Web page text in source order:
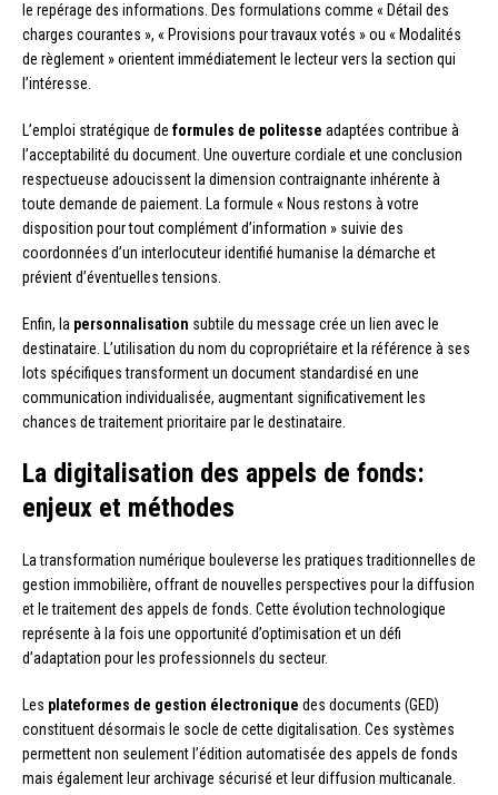
le repérage des informations. Des formulations comme « Détail des
charges courantes », « Provisions pour travaux votés » ou « Modalités
de règlement » orientent immédiatement le lecteur vers la section qui
l’intéresse.
L’emploi stratégique de formules de politesse adaptées contribue à
l’acceptabilité du document. Une ouverture cordiale et une conclusion
respectueuse adoucissent la dimension contraignante inhérente à
toute demande de paiement. La formule « Nous restons à votre
disposition pour tout complément d’information » suivie des
coordonnées d’un interlocuteur identifié humanise la démarche et
prévient d’éventuelles tensions.
Enfin, la personnalisation subtile du message crée un lien avec le
destinataire. L’utilisation du nom du copropriétaire et la référence à ses
lots spécifiques transforment un document standardisé en une
communication individualisée, augmentant significativement les
chances de traitement prioritaire par le destinataire.
La digitalisation des appels de fonds:
enjeux et méthodes
La transformation numérique bouleverse les pratiques traditionnelles de
gestion immobilière, offrant de nouvelles perspectives pour la diffusion
et le traitement des appels de fonds. Cette évolution technologique
représente à la fois une opportunité d’optimisation et un défi
d’adaptation pour les professionnels du secteur.
Les plateformes de gestion électronique des documents (GED)
constituent désormais le socle de cette digitalisation. Ces systèmes
permettent non seulement l’édition automatisée des appels de fonds
mais également leur archivage sécurisé et leur diffusion multicanale.